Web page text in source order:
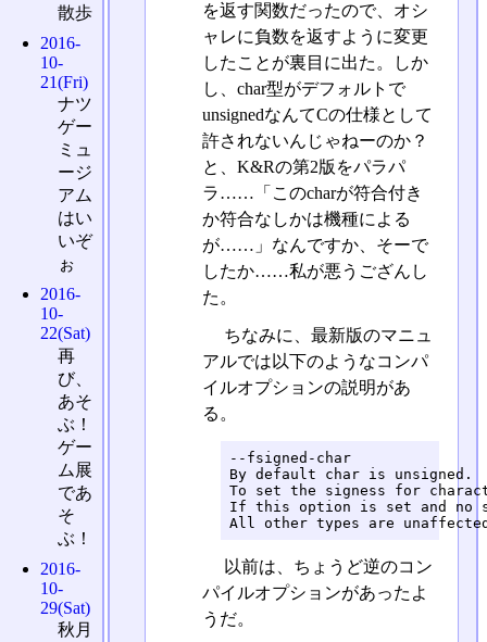
を返す関数だったので、オシ
ャレに負数を返すように変更
したことが裏目に出た。しか
し、char型がデフォルトで
unsignedなんてCの仕様として
許されないんじゃねーのか？
と、K&Rの第2版をパラパ
ラ……「このcharが符合付き
か符合なしかは機種による
が……」なんですか、そーで
したか……私が悪うござんし
た。
ちなみに、最新版のマニュ
アルでは以下のようなコンパ
イルオプションの説明があ
る。
--fsigned-char
By default char is unsigned.
To set the signess for
If this option is set and no
All other types are
以前は、ちょうど逆のコン
パイルオプションがあったよ
うだ。
散歩
2016-
10-
21(Fri)
ナツ
ゲー
ミュ
ージ
アム
はい
いぞ
ぉ
2016-
10-
22(Sat)
再
び、
あそ
ぶ！
ゲー
ム展
であ
そ
ぶ！
2016-
10-
29(Sat)
秋月